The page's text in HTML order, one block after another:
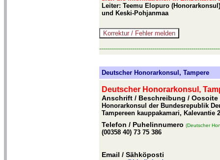
Leiter: Teemu Elopuro
und Keski-Pohjanmaa
Deutscher Honorarkonsul, Tampere
Deutscher Honorarkonsul,
Anschrift / Beschreibung / Oosoite
Honorarkonsul der Bundesrepublik
Tampereen kauppakamari, Kalevantie
Telefon / Puhelinnumero (Deutscher
(00358 40) 73 75 386
Email / Sähköposti